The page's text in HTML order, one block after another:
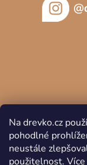
Na drevko.cz
pohodlné
neustále
použitelnost.